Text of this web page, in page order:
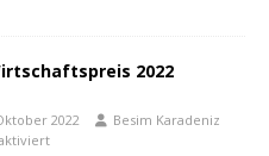
2022
2022
Besim Karadeniz